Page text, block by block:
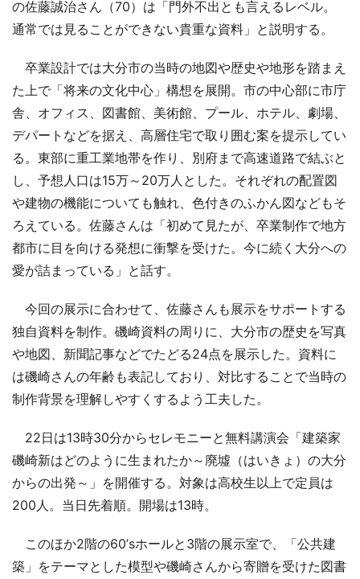
の佐藤誠治さん（70）は「門外不出とも言えるレベル。
通常では見ることができない貴重な資料」と説明する。
卒業設計では大分市の当時の地図や歴史や地形を踏まえ
た上で「将来の文化中心」構想を展開。市の中心部に市庁
舎、オフィス、図書館、美術館、プール、ホテル、劇場、
デパートなどを据え、高層住宅で取り囲む案を提示してい
る。東部に重工業地帯を作り、別府まで高速道路で結ぶと
し、予想人口は15万～20万人とした。それぞれの配置図
や建物の機能についても触れ、色付きのふかん図などもそ
ろえている。佐藤さんは「初めて見たが、卒業制作で地方
都市に目を向ける発想に衝撃を受けた。今に続く大分への
愛が詰まっている」と話す。
今回の展示に合わせて、佐藤さんも展示をサポートする
独自資料を制作。磯崎資料の周りに、大分市の歴史を写真
や地図、新聞記事などでたどる24点を展示した。資料に
は磯崎さんの年齢も表記しており、対比することで当時の
制作背景を理解しやすくするよう工夫した。
22日は13時30分からセレモニーと無料講演会「建築家
磯崎新はどのように生まれたか～廃墟（はいきょ）の大分
からの出発～」を開催する。対象は高校生以上で定員は
200人。当日先着順。開場は13時。
このほか2階の60’sホールと3階の展示室で、「公共建
築」をテーマとした模型や磯崎さんから寄贈を受けた図書